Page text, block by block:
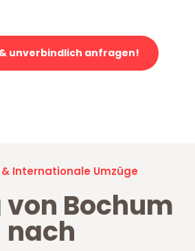
unverbindlich anfragen!
Internationale Umzüge
von Bochum
nach